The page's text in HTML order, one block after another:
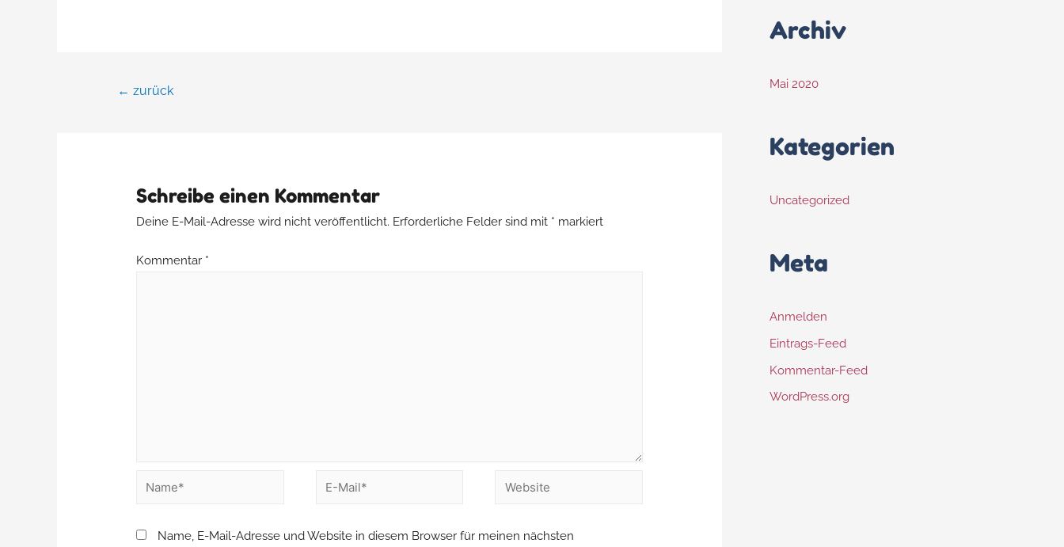
← zurück
Schreibe einen Kommentar
Deine E-Mail-Adresse wird nicht veröffentlicht. Erforderliche Felder sind mit * markiert
Kommentar *
Name, E-Mail-Adresse und Website in diesem Browser für meinen nächsten
Archiv
Mai 2020
Kategorien
Uncategorized
Meta
Anmelden
Eintrags-Feed
Kommentar-Feed
WordPress.org